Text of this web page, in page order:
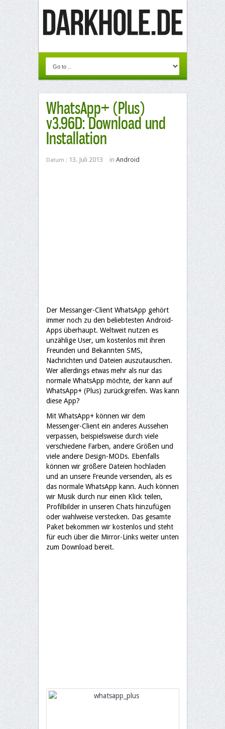
WhatsApp+ (Plus)
v3.96D: Download und
Installation
Datum : 13. Juli 2013 in Android
Der Messanger-Client WhatsApp gehört
immer noch zu den beliebtesten Android-
Apps überhaupt. Weltweit nutzen es
unzählige User, um kostenlos mit ihren
Freunden und Bekannten SMS,
Nachrichten und Dateien auszutauschen.
Wer allerdings etwas mehr als nur das
normale WhatsApp möchte, der kann auf
WhatsApp+ (Plus) zurückgreifen. Was kann
diese App?
Mit WhatsApp+ können wir dem
Messenger-Client ein anderes Aussehen
verpassen, beispielsweise durch viele
verschiedene Farben, andere Größen und
viele andere Design-MODs. Ebenfalls
können wir größere Dateien hochladen
und an unsere Freunde versenden, als es
das normale WhatsApp kann. Auch können
wir Musik durch nur einen Klick teilen,
Profilbilder in unseren Chats hinzufügen
oder wahlweise verstecken. Das gesamte
Paket bekommen wir kostenlos und steht
für euch über die Mirror-Links weiter unten
zum Download bereit.